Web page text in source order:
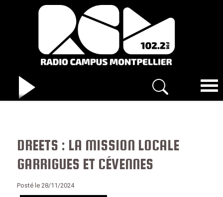
DREETS : LA MISSION LOCALE
GARRIGUES ET CÉVENNES
Posté le 28/11/2024